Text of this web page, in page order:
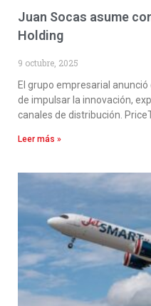
Juan Socas asume
Holding
9 octubre, 2025
El grupo empresarial
de impulsar la innovación,
canales de distribución.
Leer más »